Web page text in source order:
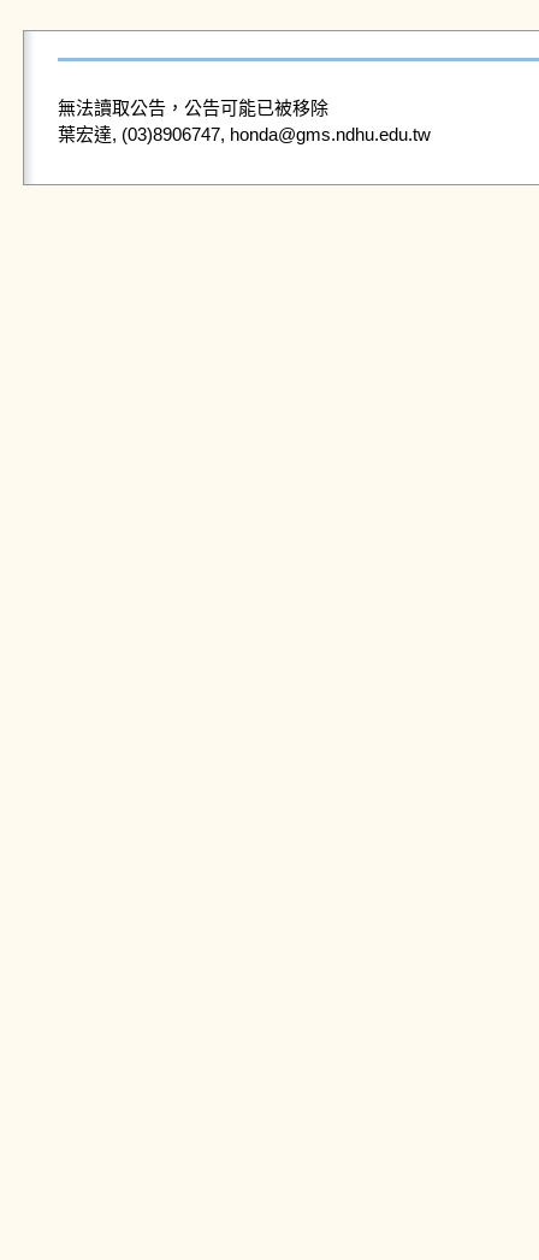
無法讀取公告，公告可能已被移除
葉宏達, (03)8906747, honda@gms.ndhu.edu.tw